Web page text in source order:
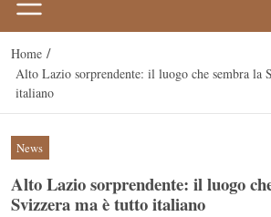
Home /
Alto Lazio sorprendente: il luogo che sembra la
italiano
News
Alto Lazio sorprendente: il luogo
Svizzera ma è tutto italiano